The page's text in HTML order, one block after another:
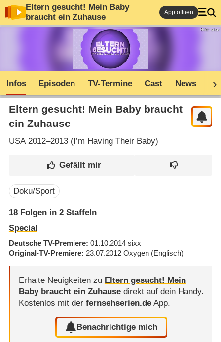
Eltern gesucht! Mein Baby
braucht ein Zuhause
App öffnen
Bild: sixx
Infos Episoden TV-Termine Cast News
Eltern gesucht! Mein Baby braucht
ein Zuhause
USA2012–2013 (I’m Having Their Baby)
Doku/Sport
18Folgen in 2Staffeln
Special
Deutsche TV-Premiere 01.10.2014 sixx
Original-TV-Premiere 23.07.2012 Oxygen (Englisch)
Erhalte Neuigkeiten zu Eltern gesucht! Mein
Baby braucht ein Zuhausedirekt auf dein Handy.
Kostenlos mit der fernsehserien.deApp.
Benachrichtige mich